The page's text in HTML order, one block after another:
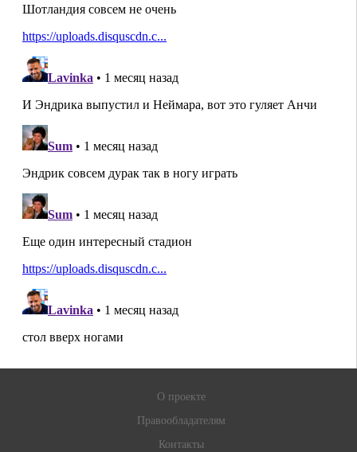
О проекте
Правообладателям
Контакты